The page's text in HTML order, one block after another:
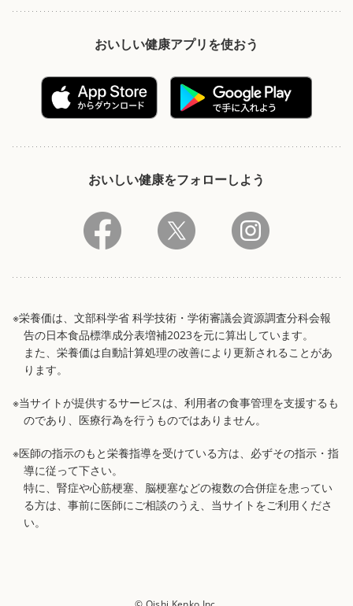
おいしい健康アプリを使おう
おいしい健康をフォローしよう
※栄養価は、文部科学省 科学技術・学術審議会資源調査分科会報
告の日本食品標準成分表増補2023を元に算出しています。
また、栄養価は自動計算処理の改善により更新されることがあ
ります。
※当サイトが提供するサービスは、利用者の食事管理を支援するも
のであり、医療行為を行うものではありません。
※医師の指示のもと栄養指導を受けている方は、必ずその指示・指
導に従って下さい。
特に、腎症や心筋梗塞、脳梗塞などの複数の合併症を患ってい
る方は、事前に医師にご相談のうえ、当サイトをご利用くださ
い。